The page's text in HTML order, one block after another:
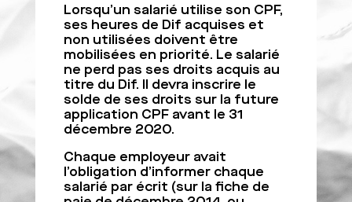
Lorsqu’un salarié utilise son CPF,
ses heures de Dif acquises et
non utilisées doivent être
mobilisées en priorité. Le salarié
ne perd pas ses droits acquis au
titre du Dif. Il devra inscrire le
solde de ses droits sur la future
application CPF avant le 31
décembre 2020.
Chaque employeur avait
l’obligation d’informer chaque
salarié par écrit (sur la fiche de